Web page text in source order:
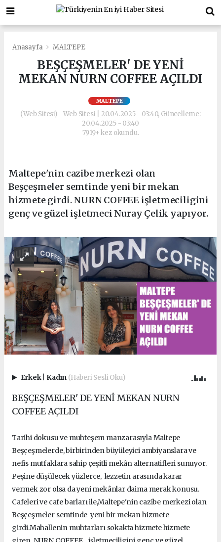
Anasayfa MALTEPE
BEŞÇEŞMELER' DE YENİ
MEKAN NURN COFFEE AÇILDI
MALTEPE
(Web Sitesi) - Web Sitesi | 20.04.2025 - 03:40, Güncelleme:
20.04.2025 - 03:40
7919+ kez okundu.
Maltepe'nin cazibe merkezi olan
Beşçeşmeler semtinde yeni bir mekan
hizmete girdi. NURN COFFEE işletmeciligini
genç ve güzel işletmeci Nuray Çelik yapıyor.
Erkek Kadın (Haberi Sesli Oku)
BEŞÇEŞMELER' DE YENİ MEKAN NURN
COFFEE AÇILDI
Tarihi dokusu ve muhteşem manzarasıyla Maltepe
Beşçeşmelerde, birbirinden büyüleyici ambiyanslara ve
nefis mutfaklara sahip çeşitli mekân alternatifleri sunuyor.
Peşine düşülecek yüzlerce, lezzetin arasında karar
vermek zor olsa da yeni mekânlar daima merak konusu.
Cafeleri ve cafe barları ile,Maltepe'nin cazibe merkezi olan
Beşçeşmeler semtinde yeni bir mekan hizmete
girdi.Mahallenin muhtarları sokakta hizmete hizmete